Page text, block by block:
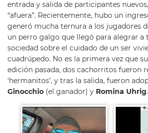
entrada y salida de participantes
“afuera”. Recientemente, hubo un
generó mucha ternura a los jugadores
un perro galgo que llegó para alegrar a
sociedad sobre el cuidado de un ser
cuadrúpedo. No es la primera vez que
edición pasada, dos cachorritos fueron
‘hermanitos’, y tras la salida, fueron
Ginocchio (el ganador) y Romina Uhrig.